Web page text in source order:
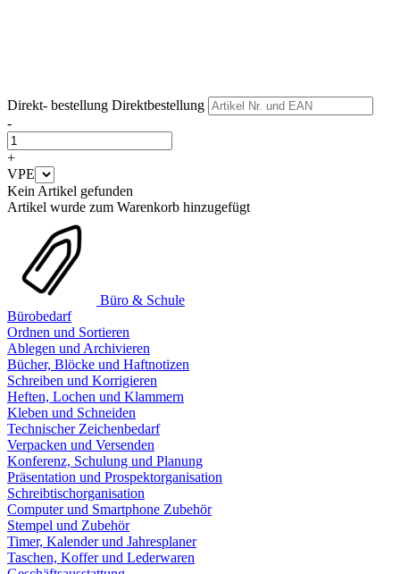
Direkt- bestellung Direktbestellung
-
+
VPE
Kein Artikel gefunden
Artikel wurde zum Warenkorb hinzugefügt
Büro & Schule
Bürobedarf
Ordnen und Sortieren
Ablegen und Archivieren
Bücher, Blöcke und Haftnotizen
Schreiben und Korrigieren
Heften, Lochen und Klammern
Kleben und Schneiden
Technischer Zeichenbedarf
Verpacken und Versenden
Konferenz, Schulung und Planung
Präsentation und Prospektorganisation
Schreibtischorganisation
Computer und Smartphone Zubehör
Stempel und Zubehör
Timer, Kalender und Jahresplaner
Taschen, Koffer und Lederwaren